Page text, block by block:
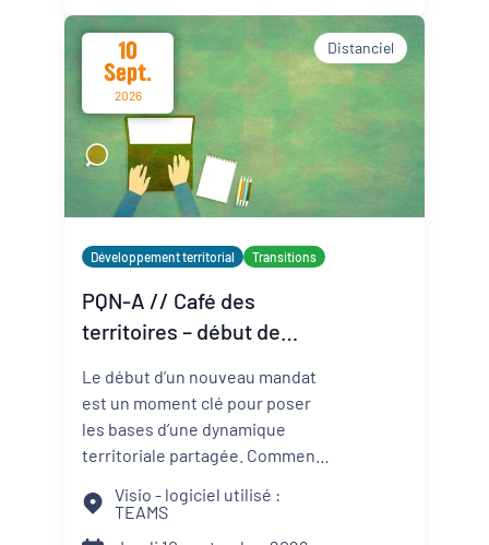
10
Sept.
2026
Distanciel
Développement territorial Transitions
PQN-A // Café des
territoires – début de
technicien au service du
projet de territoire
Le début d’un nouveau mandat
est un moment clé pour poser
les bases d’une dynamique
territoriale partagée. Comment
confiance entre élus et
techniciens ? Comment articuler
Visio - logiciel utilisé :
TEAMS